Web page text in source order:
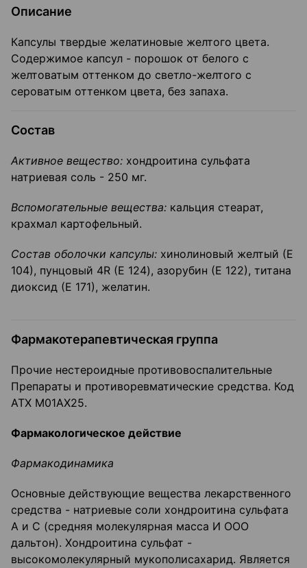
Описание
Капсулы твердые желатиновые желтого цвета.
Содержимое капсул - порошок от белого с
желтоватым оттенком до светло-желтого с
сероватым оттенком цвета, без запаха.
Состав
Активное вещество: хондроитина сульфата
натриевая соль - 250 мг.
Вспомогательные вещества: кальция стеарат,
крахмал картофельный.
Состав оболочки капсулы: хинолиновый желтый (Е
104), пунцовый 4R (Е 124), азорубин (Е 122), титана
диоксид (Е 171), желатин.
Фармакотерапевтическая группа
Прочие нестероидные противовоспалительные
Препараты и противоревматические средства. Код
АТХ М01АХ25.
Фармакологическое действие
Фармакодинамика
Основные действующие вещества лекарственного
средства - натриевые соли хондроитина сульфата
А и С (средняя молекулярная масса И ООО
дальтон). Хондроитина сульфат -
высокомолекулярный мукополисахарид. Является